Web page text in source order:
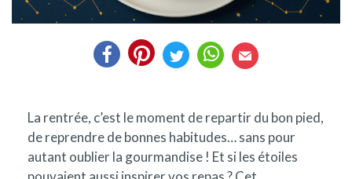
La rentrée, c’est le moment de repartir du bon pied,
de reprendre de bonnes habitudes… sans pour
autant oublier la gourmandise ! Et si les étoiles